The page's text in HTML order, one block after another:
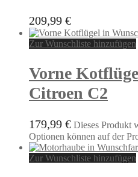
209,99 €
Zur Wunschliste hinzufügen
Vorne
Citroen C2
179,99 € Dieses Produkt
Optionen können auf der
Zur Wunschliste hinzufügen